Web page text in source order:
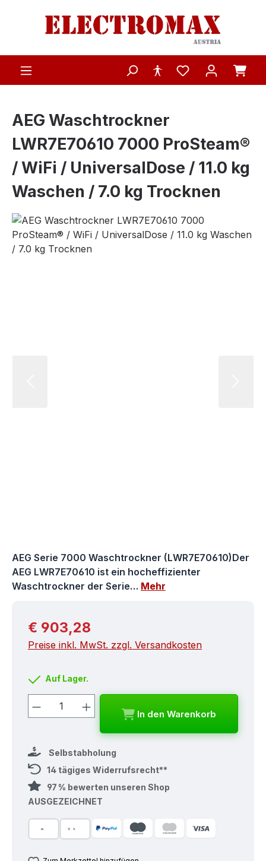
Zum Hauptinhalt springen
AEG Waschtrockner
LWR7E70610 7000 ProSteam®
/ WiFi / UniversalDose / 11.0 kg
Waschen / 7.0 kg Trocknen
Bildergalerie überspringen
AEG Serie 7000 Waschtrockner (LWR7E70610)Der
AEG LWR7E70610 ist ein hocheffizienter
Waschtrockner der Serie… Mehr
Regulärer Preis:
€ 903,28
Preise inkl. MwSt. zzgl. Versandkosten
Auf Lager.
Produkt Anzahl: Gib den
In den Warenkorb
Selbstabholung
14 tägiges Widerrufsrecht**
97 % bewerten unseren Shop
AUSGEZEICHNET